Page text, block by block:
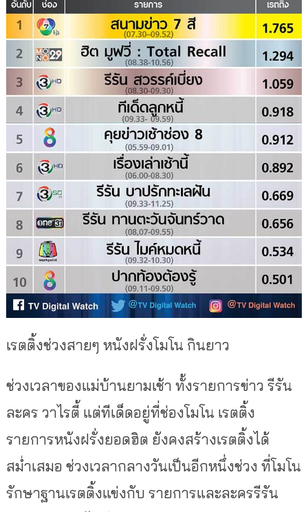
เรตติ้งช่วงสายๆ หนังฝรั่งโมโน กินยาว
ช่วงเวลาของแม่บ้านยามเช้า ทั้งรายการข่าว รีรัน
ละคร วาไรตี้ แต่ทีเด็ดอยู่ที่ช่องโมโน เรตติ้ง
รายการหนังฝรั่งยอดฮิต ยังคงสร้างเรตติ้งได้
สม่ำเสมอ ช่วงเวลากลางวันเป็นอีกหนึ่งช่วง ที่โมโน
รักษาฐานเรตติ้งแข่งกับ รายการและละครรีรัน